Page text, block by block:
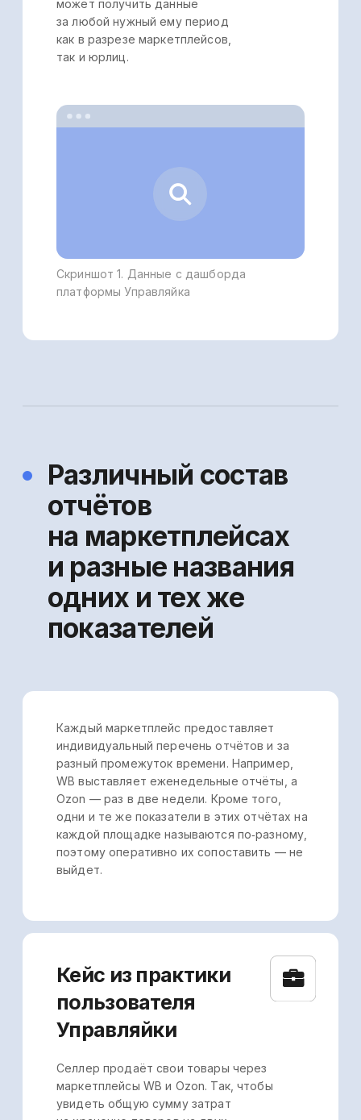
Учтите, что не во всех
автоматизированных системах для
управленческого учёта заложен такой
функционал.
поступлений и затрат не связаны
маркетплейсами, а проходят именно
сформировать готовый отчёт о прибылях
и убытках как в целом по бизнесу
в режиме онлайн, при этом риск
допущения ошибок при переносе данных
сводится к нулю. Кроме того,
на платформе есть и расширенный отчёт
о прибылях и убытках. Об этом — далее.
на платформе Управляйка
Проблемы
с расчетом основных
бизнес-показателей
и селлеры на маркетплейсах, знают все
про то, как выгодно продать товар и где
дешевле его закупить или произвести,
проводят успешную аналитику,
выстраивают эффективные стратегии и т. п.
Но, как правило, они не обладают
чтобы правильно рассчитать главные
экономические показатели, например,
Маржинальность продаж, % = Наценка
Расчёт рентабельности, например,
по операционной прибыли будет сложнее.
Для этого показателя понадобится
значение операционной прибыли
и выручки:
= Операционная прибыль, руб.: Выручка,
руб.